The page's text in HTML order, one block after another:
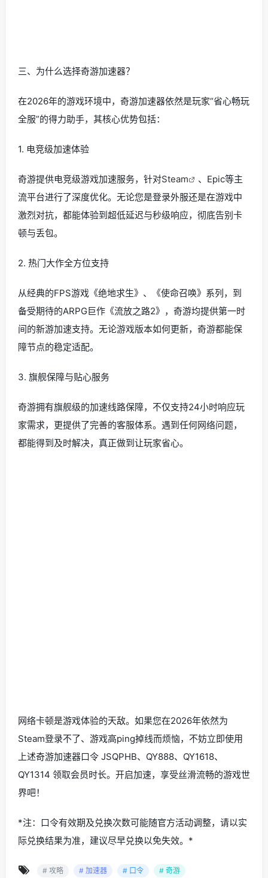
三、为什么选择奇游加速器？
在2026年的游戏环境中，奇游加速器依然是玩家“省心畅玩
全服”的得力助手，其核心优势包括：
1. 电竞级加速体验
奇游提供电竞级游戏加速服务，针对Steam
、Epic等主
流平台进行了深度优化。无论您是登录外服还是在游戏中
激烈对抗，都能体验到超低延迟与秒级响应，彻底告别卡
顿与丢包。
2. 热门大作全方位支持
从经典的FPS游戏《绝地求生》、《使命召唤》系列，到
备受期待的ARPG巨作《流放之路2》，奇游均提供第一时
间的新游加速支持。无论游戏版本如何更新，奇游都能保
障节点的稳定适配。
3. 旗舰保障与贴心服务
奇游拥有旗舰级的加速线路保障，不仅支持24小时响应玩
家需求，更提供了完善的客服体系。遇到任何网络问题，
都能得到及时解决，真正做到让玩家省心。
网络卡顿是游戏体验的天敌。如果您在2026年依然为
Steam登录不了、游戏高ping掉线而烦恼，不妨立即使用
上述奇游加速器口令 JSQPHB、QY888、QY1618、
QY1314 领取会员时长。开启加速，享受丝滑流畅的游戏世
界吧！
*注：口令有效期及兑换次数可能随官方活动调整，请以实
际兑换结果为准，建议尽早兑换以免失效。*
# 攻略 # 加速器 # 口令 # 奇游